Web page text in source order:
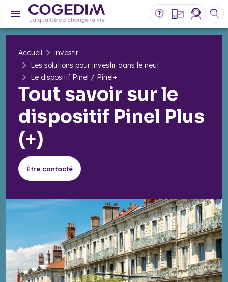
Accueil
investir
Les solutions pour investir dans le neuf
Le dispositif Pinel / Pinel+
Tout savoir sur le
dispositif Pinel Plus
(+)
Être contacté